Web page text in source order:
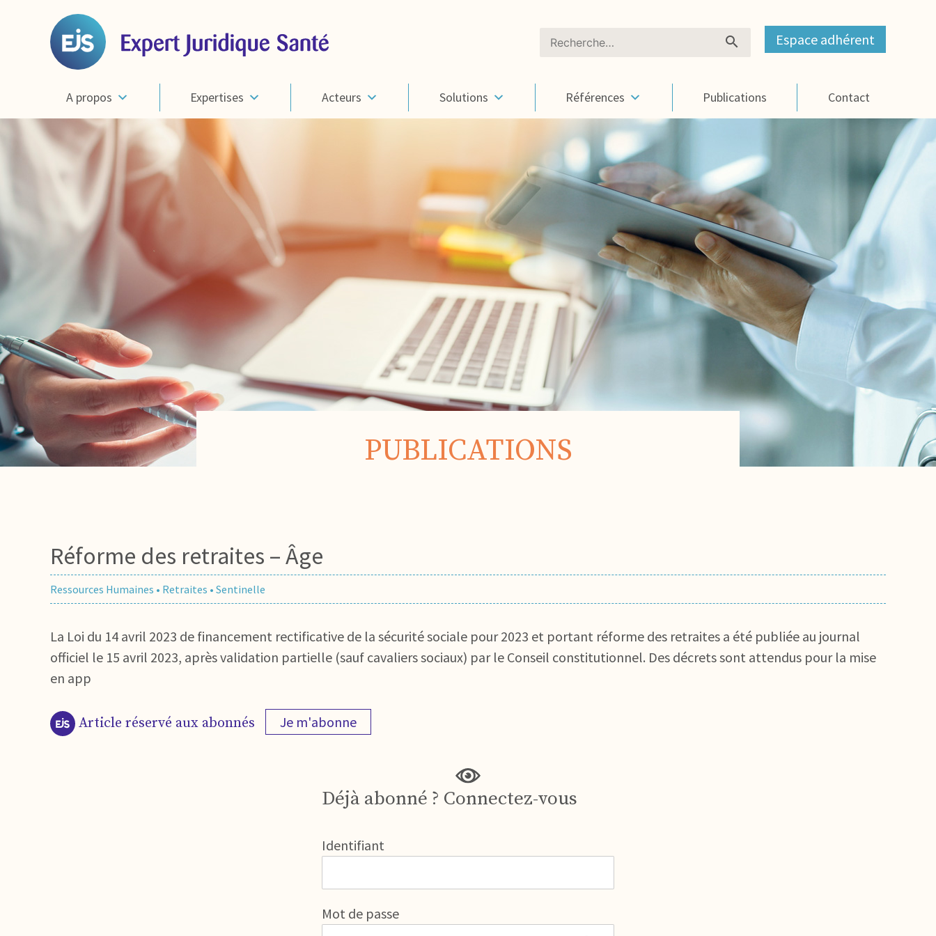
Rechercher : Espace adhérent
A propos Expertises Acteurs Solutions Références Publications Contact
PUBLICATIONS
Réforme des retraites – Âge
Ressources Humaines • Retraites • Sentinelle
La Loi du 14 avril 2023 de financement rectificative de la sécurité sociale pour 2023 et portant réforme des retraites a été publiée au journal
officiel le 15 avril 2023, après validation partielle (sauf cavaliers sociaux) par le Conseil constitutionnel. Des décrets sont attendus pour la mise
en app
Article réservé aux abonnés Je m'abonne
Déjà abonné ? Connectez-vous
Identifiant
Mot de passe